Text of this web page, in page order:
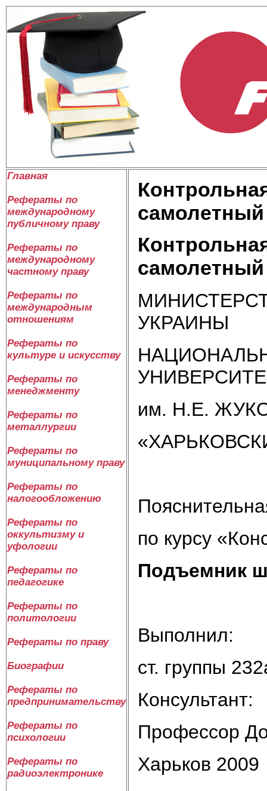
Главная
Рефераты по
международному
публичному праву
Рефераты по
международному
частному праву
Рефераты по
международным
отношениям
Рефераты по
культуре и искусству
Рефераты по
менеджменту
Рефераты по
металлургии
Рефераты по
муниципальному праву
Рефераты по
налогообложению
Рефераты по
оккультизму и
уфологии
Рефераты по
педагогике
Рефераты по
политологии
Рефераты по праву
Биографии
Рефераты по
предпринимательству
Рефераты по
психологии
Рефераты по
радиоэлектронике
самолетный
самолетный
УКРАИНЫ
им. Н.Е.
по курсу
Подъемник
Выполнил:
ст. группы
Консультант:
Профессор
Харьков 2009